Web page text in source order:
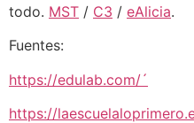
todo. MST / C3 / eAlicia.
Fuentes:
https://edulab.com/´
https://